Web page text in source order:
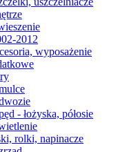
2012
wyposażenie
- łożyska, półosie
rolki, napinacze